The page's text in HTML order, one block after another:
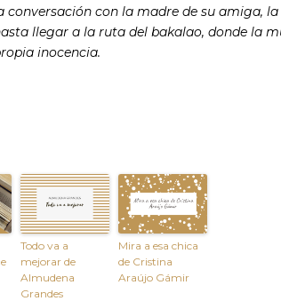
conversación con la madre de su amiga,
llegar a la ruta del bakalao, donde la
inocencia.
Todo va a
mejorar de
Almudena
Grandes
Mira a esa chica
de Cristina
Araújo Gámir